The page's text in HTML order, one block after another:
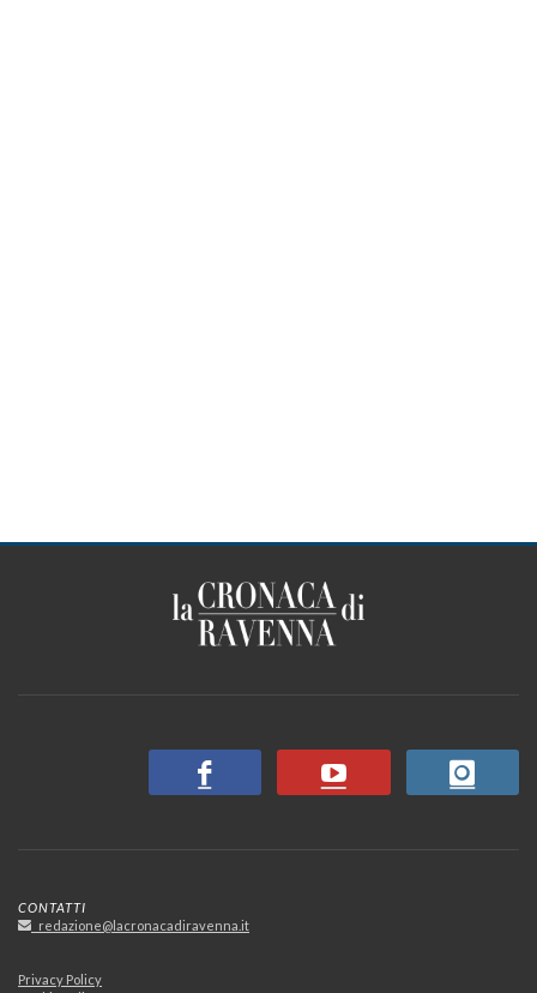
CONTATTI
redazione@lacronacadiravenna.it
Privacy Policy